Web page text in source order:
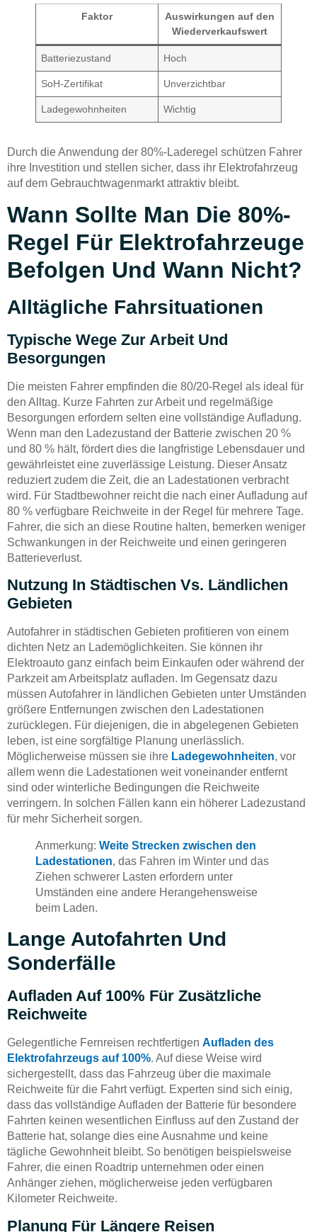
Faktor
Auswirkungen auf den
Wiederverkaufswert
Batteriezustand Hoch
SoH-Zertifikat Unverzichtbar
Ladegewohnheiten Wichtig
Durch die Anwendung der 80%-Laderegel schützen Fahrer
ihre Investition und stellen sicher, dass ihr Elektrofahrzeug
auf dem Gebrauchtwagenmarkt attraktiv bleibt.
Wann Sollte Man Die 80%-
Regel Für Elektrofahrzeuge
Befolgen Und Wann Nicht?
Alltägliche Fahrsituationen
Typische Wege Zur Arbeit Und
Besorgungen
Die meisten Fahrer empfinden die 80/20-Regel als ideal für
den Alltag. Kurze Fahrten zur Arbeit und regelmäßige
Besorgungen erfordern selten eine vollständige Aufladung.
Wenn man den Ladezustand der Batterie zwischen 20 %
und 80 % hält, fördert dies die langfristige Lebensdauer und
gewährleistet eine zuverlässige Leistung. Dieser Ansatz
reduziert zudem die Zeit, die an Ladestationen verbracht
wird. Für Stadtbewohner reicht die nach einer Aufladung auf
80 % verfügbare Reichweite in der Regel für mehrere Tage.
Fahrer, die sich an diese Routine halten, bemerken weniger
Schwankungen in der Reichweite und einen geringeren
Batterieverlust.
Nutzung In Städtischen Vs. Ländlichen
Gebieten
Autofahrer in städtischen Gebieten profitieren von einem
dichten Netz an Lademöglichkeiten. Sie können ihr
Elektroauto ganz einfach beim Einkaufen oder während der
Parkzeit am Arbeitsplatz aufladen. Im Gegensatz dazu
müssen Autofahrer in ländlichen Gebieten unter Umständen
größere Entfernungen zwischen den Ladestationen
zurücklegen. Für diejenigen, die in abgelegenen Gebieten
leben, ist eine sorgfältige Planung unerlässlich.
Möglicherweise müssen sie ihre Ladegewohnheiten, vor
allem wenn die Ladestationen weit voneinander entfernt
sind oder winterliche Bedingungen die Reichweite
verringern. In solchen Fällen kann ein höherer Ladezustand
für mehr Sicherheit sorgen.
Anmerkung: Weite Strecken zwischen den
Ladestationen, das Fahren im Winter und das
Ziehen schwerer Lasten erfordern unter
Umständen eine andere Herangehensweise
beim Laden.
Lange Autofahrten Und
Sonderfälle
Aufladen Auf 100% Für Zusätzliche
Reichweite
Gelegentliche Fernreisen rechtfertigen Aufladen des
Elektrofahrzeugs auf 100%. Auf diese Weise wird
sichergestellt, dass das Fahrzeug über die maximale
Reichweite für die Fahrt verfügt. Experten sind sich einig,
dass das vollständige Aufladen der Batterie für besondere
Fahrten keinen wesentlichen Einfluss auf den Zustand der
Batterie hat, solange dies eine Ausnahme und keine
tägliche Gewohnheit bleibt. So benötigen beispielsweise
Fahrer, die einen Roadtrip unternehmen oder einen
Anhänger ziehen, möglicherweise jeden verfügbaren
Kilometer Reichweite.
Planung Für Längere Reisen